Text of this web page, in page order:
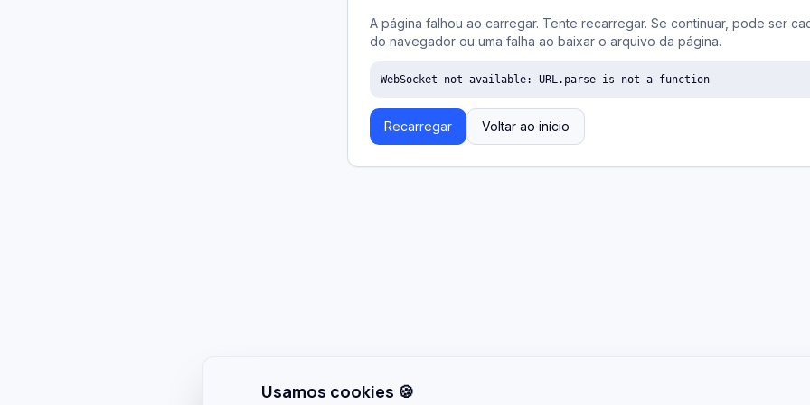
A página falhou ao carregar. Tente recarregar. Se continuar, pode ser
do navegador ou uma falha ao baixar o arquivo da página.
WebSocket not available: URL.parse is not a function
Recarregar Voltar ao início
Usamos cookies 🍪